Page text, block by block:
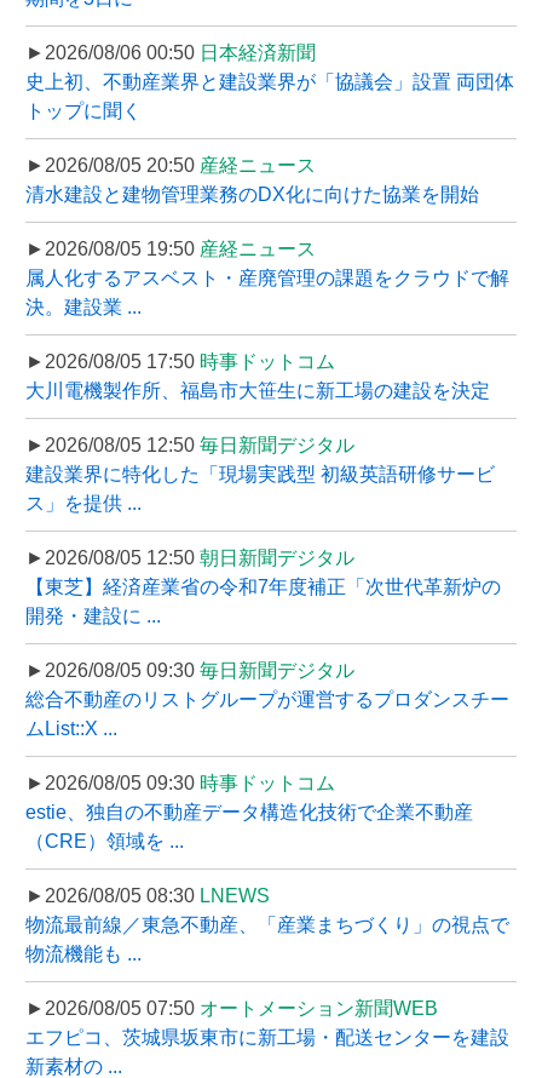
►2026/08/06 00:50 日本経済新聞
史上初、不動産業界と建設業界が「協議会」設置 両団体
トップに聞く
►2026/08/05 20:50 産経ニュース
清水建設と建物管理業務のDX化に向けた協業を開始
►2026/08/05 19:50 産経ニュース
属人化するアスベスト・産廃管理の課題をクラウドで解
決。建設業 ...
►2026/08/05 17:50 時事ドットコム
大川電機製作所、福島市大笹生に新工場の建設を決定
►2026/08/05 12:50 毎日新聞デジタル
建設業界に特化した「現場実践型 初級英語研修サービ
ス」を提供 ...
►2026/08/05 12:50 朝日新聞デジタル
【東芝】経済産業省の令和7年度補正「次世代革新炉の
開発・建設に ...
►2026/08/05 09:30 毎日新聞デジタル
総合不動産のリストグループが運営するプロダンスチー
ムList::X ...
►2026/08/05 09:30 時事ドットコム
estie、独自の不動産データ構造化技術で企業不動産
（CRE）領域を ...
►2026/08/05 08:30 LNEWS
物流最前線／東急不動産、「産業まちづくり」の視点で
物流機能も ...
►2026/08/05 07:50 オートメーション新聞WEB
エフピコ、茨城県坂東市に新工場・配送センターを建設
新素材の ...